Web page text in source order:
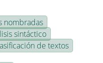
nombradas
sintáctico
de textos